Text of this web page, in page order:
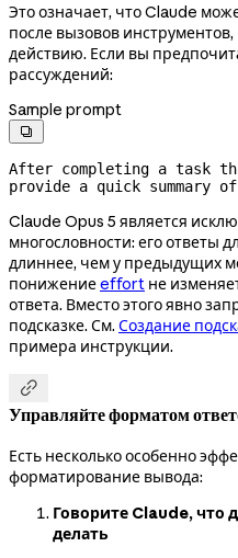
Это означает, что Claude
после вызовов
действию. Если вы
рассуждений:
Sample prompt

After completing a task
provide a quick summary
Claude Opus 5 является
многословности: его ответы
длиннее, чем у предыдущих
понижениеeffort не
ответа. Вместо этого явно
подсказке. См. Создание
примера инструкции.

Управляйте форматом
Есть несколько особенно
форматирование вывода:
Говорите Claude, что
делать